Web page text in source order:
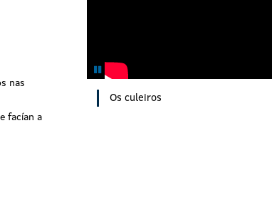
nas
facían a
Os culeiros